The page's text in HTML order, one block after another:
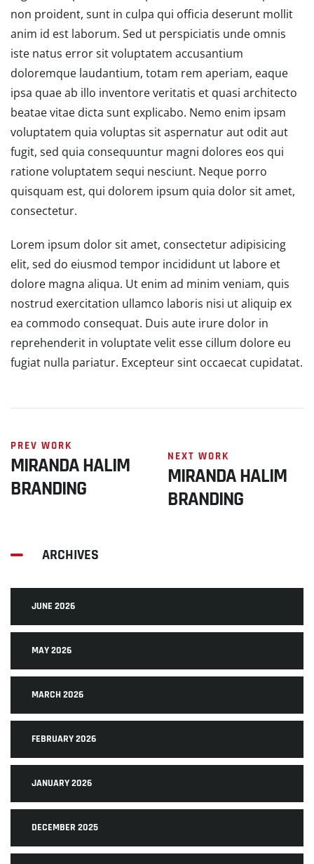
non proident, sunt in culpa qui officia deserunt mollit
anim id est laborum. Sed ut perspiciatis unde omnis
iste natus error sit voluptatem accusantium
doloremque laudantium, totam rem aperiam, eaque
ipsa quae ab illo inventore veritatis et quasi architecto
beatae vitae dicta sunt explicabo. Nemo enim ipsam
voluptatem quia voluptas sit aspernatur aut odit aut
fugit, sed quia consequuntur magni dolores eos qui
ratione voluptatem sequi nesciunt. Neque porro
quisquam est, qui dolorem ipsum quia dolor sit amet,
consectetur.
Lorem ipsum dolor sit amet, consectetur adipisicing
elit, sed do eiusmod tempor incididunt ut labore et
dolore magna aliqua. Ut enim ad minim veniam, quis
nostrud exercitation ullamco laboris nisi ut aliquip ex
ea commodo consequat. Duis aute irure dolor in
reprehenderit in voluptate velit esse cillum dolore eu
fugiat nulla pariatur. Excepteur sint occaecat cupidatat.
PREV WORK
MIRANDA HALIM
BRANDING
NEXT WORK
MIRANDA HALIM
BRANDING
ARCHIVES
JUNE 2026
MAY 2026
MARCH 2026
FEBRUARY 2026
JANUARY 2026
DECEMBER 2025